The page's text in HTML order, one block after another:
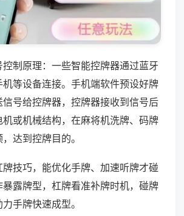
制原理：一些智能控牌器通过蓝牙
等设备连接。手机端软件预设好牌
号给控牌器，控牌器接收到信号后
或机械结构，在麻将机洗牌、码牌
达到控牌目的。
技巧，能优化手牌、加速听牌才碰
露牌型，杠牌看准补牌时机，碰牌
手牌快速成型。